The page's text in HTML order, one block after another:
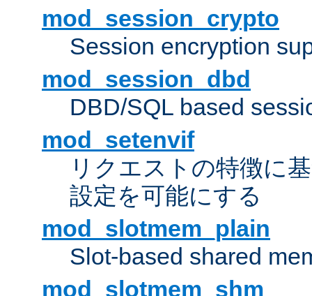
mod_session_crypto
Session encryption
mod_session_dbd
DBD/SQL based
mod_setenvif
リクエストの特徴に
設定を可能にする
mod_slotmem_plain
Slot-based shared
mod_slotmem_shm